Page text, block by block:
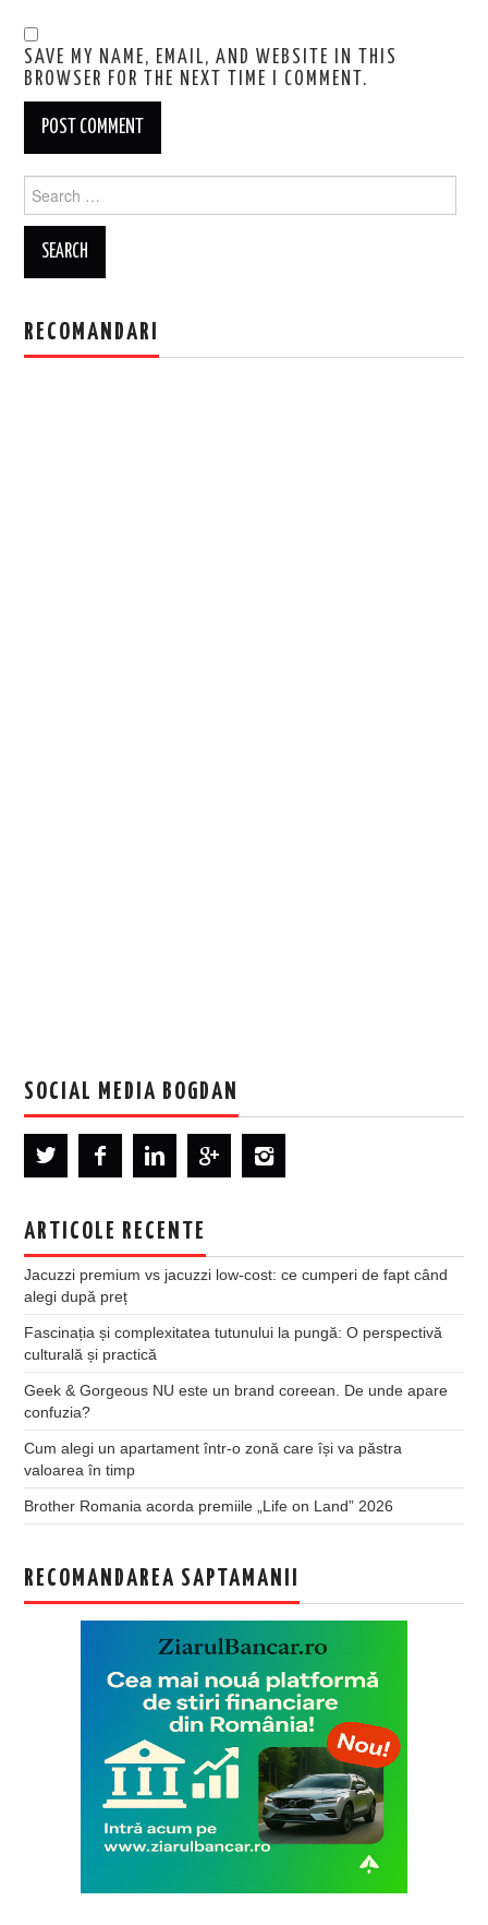
SAVE MY NAME, EMAIL, AND WEBSITE IN THIS
BROWSER FOR THE NEXT TIME I COMMENT.
for:
RECOMANDARI
SOCIAL MEDIA BOGDAN
ARTICOLE RECENTE
Jacuzzi premium vs jacuzzi low-cost: ce cumperi de fapt când
alegi după preț
Fascinația și complexitatea tutunului la pungă: O perspectivă
culturală și practică
Geek & Gorgeous NU este un brand coreean. De unde apare
confuzia?
Cum alegi un apartament într-o zonă care își va păstra
valoarea în timp
Brother Romania acorda premiile „Life on Land” 2026
RECOMANDAREA SAPTAMANII